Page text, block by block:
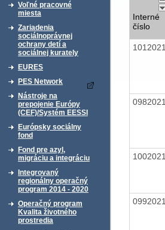
Voľné pracovné
miesta
Zariadenia
sociálnoprávnej
ochrany detí a
sociálnej kurately
EURES
PES Network
Nástroje na
prepojenie Európy
(CEF)/Systém EESSI
Európsky sociálny
fond
Fond pre azyl,
migráciu a integráciu
Integrovaný
regionálny operačný
program 2014 - 2020
Operačný program
Kvalita životného
prostredia
Interné
číslo
1012021
0982021
1002021
0992021